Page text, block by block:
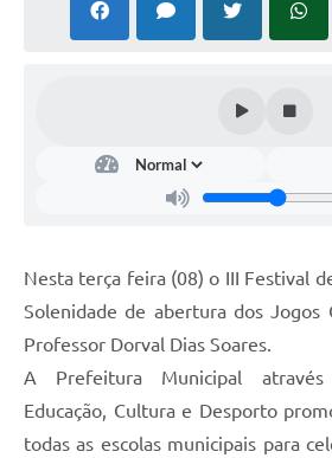
Nesta terça feira (08) o III Festival
Solenidade de abertura dos Jogos
Professor Dorval Dias Soares.
A Prefeitura Municipal
Educação, Cultura e Desporto
todas as escolas municipais para